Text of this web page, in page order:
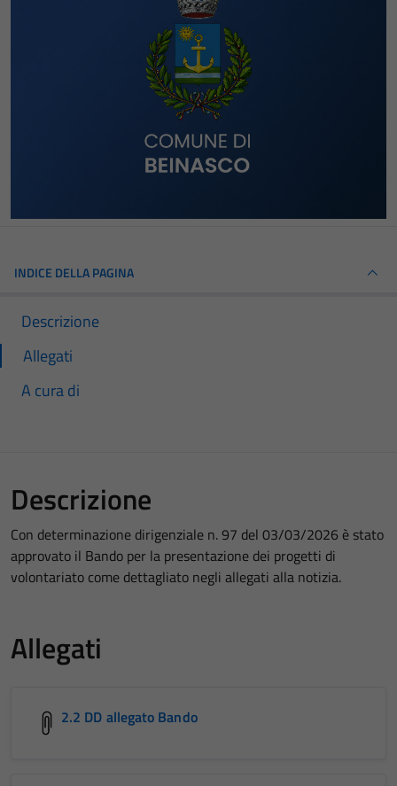
INDICE DELLA PAGINA
Descrizione
Allegati
A cura di
Descrizione
Con determinazione dirigenziale n. 97 del 03/03/2026 è stato
approvato il Bando per la presentazione dei progetti di
volontariato come dettagliato negli allegati alla notizia.
Allegati
2.2 DD allegato Bando